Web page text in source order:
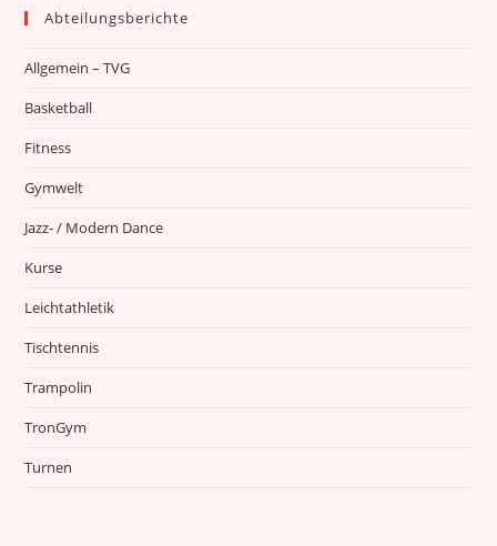
Abteilungsberichte
Allgemein – TVG
Basketball
Fitness
Gymwelt
Jazz- / Modern Dance
Kurse
Leichtathletik
Tischtennis
Trampolin
TronGym
Turnen